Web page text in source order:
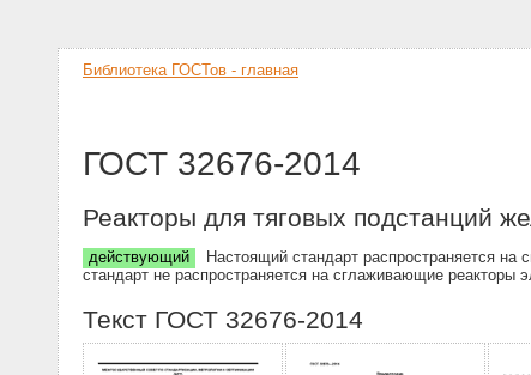
Библиотека ГОСТов - главная
ГОСТ 32676-2014
Реакторы для тяговых подстанций
действующий
Настоящий стандарт распространяется
стандарт не распространяется на сглаживающие реакторы
Текст ГОСТ 32676-2014